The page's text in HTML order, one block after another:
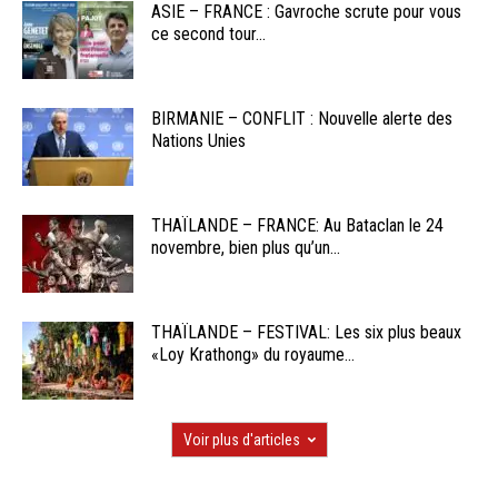
ASIE – FRANCE : Gavroche scrute pour vous
ce second tour...
BIRMANIE – CONFLIT : Nouvelle alerte des
Nations Unies
THAÏLANDE – FRANCE: Au Bataclan le 24
novembre, bien plus qu’un...
THAÏLANDE – FESTIVAL: Les six plus beaux
«Loy Krathong» du royaume...
Voir plus d'articles